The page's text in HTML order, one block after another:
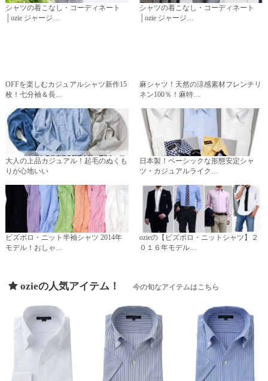
シャツの着こなし・コーディネート
│ozie ジャージ…
シャツの着こなし・コーディネート
│ozie ジャージ…
OFFを楽しむカジュアルシャツ新作15
枚！七分袖＆長…
麻シャツ！天然の涼感素材フレンチリ
ネン100％！麻特…
大人の上品カジュアル！起毛のぬくも
りが心地いい
日本製！ベーシックな形態安定シャ
ツ・カジュアルライク…
ビズポロ・ニット半袖シャツ 2014年
モデル！おしゃ…
ozieの【ビズポロ・ニットシャツ】２
０１６年モデル…
ozieの人気アイテム！ 今の旬なアイテムはこちら